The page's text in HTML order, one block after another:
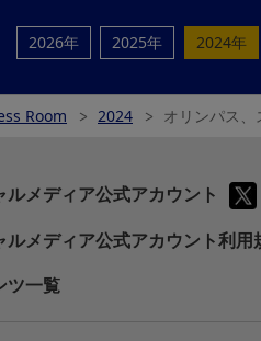
2026年 2025年 2024年
Room 2024 オリンパス
ルメディア公式アカウント
ルメディア公式アカウント利用
ツ一覧